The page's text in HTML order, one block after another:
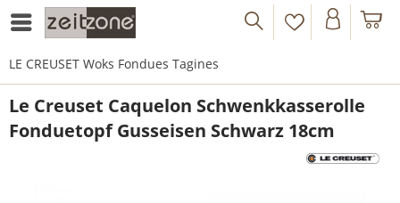
LE CREUSET Woks Fondues Tagines
Le Creuset Caquelon Schwenkkasserolle
Fonduetopf Gusseisen Schwarz 18cm